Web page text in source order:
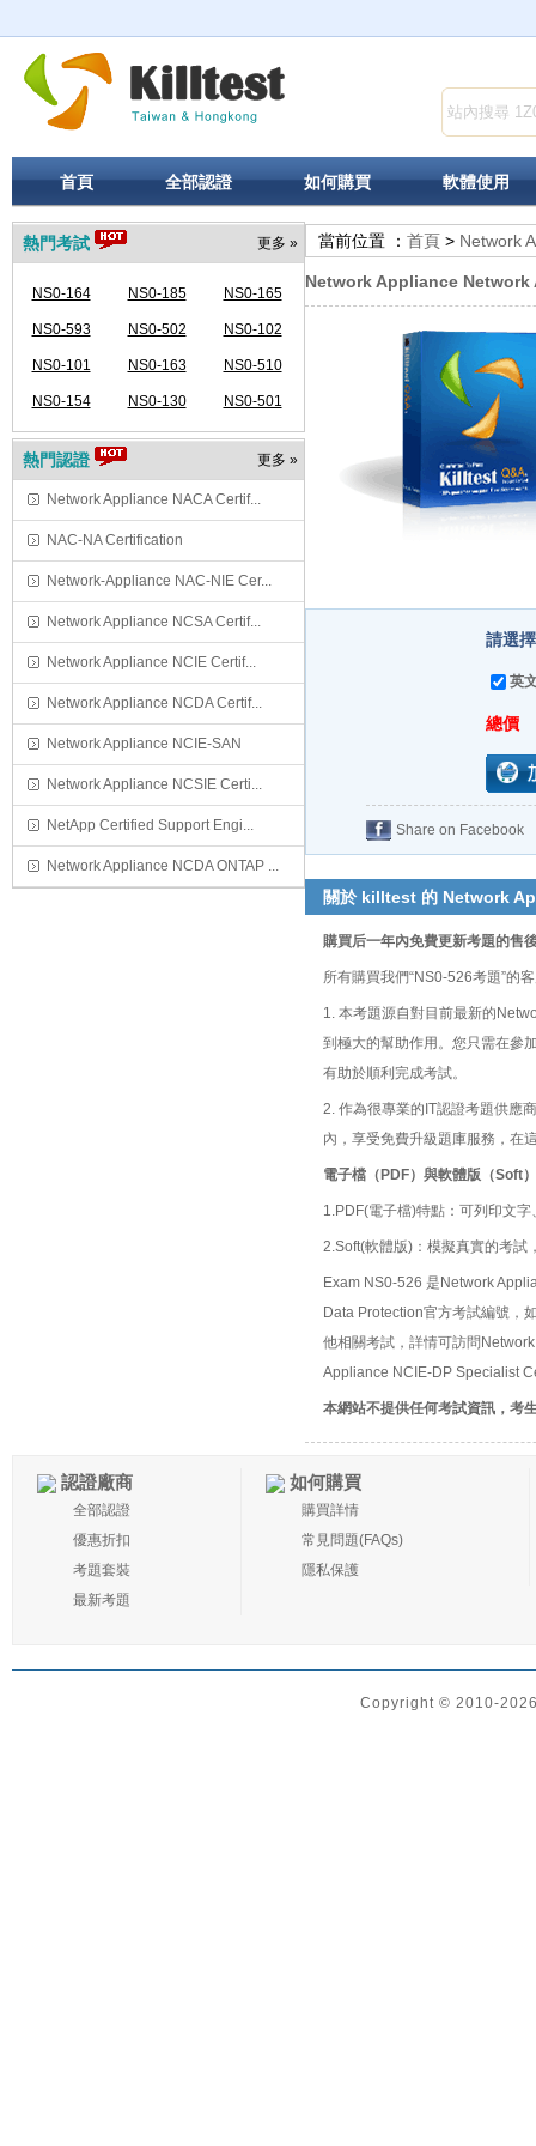
首頁 全部認證 如何購買 軟體使用
更多 »
熱門考試
NS0-164 NS0-185 NS0-165
NS0-593 NS0-502 NS0-102
NS0-101 NS0-163 NS0-510
NS0-154 NS0-130 NS0-501
更多 »
熱門認證
Network Appliance NACA Certif...
NAC-NA Certification
Network-Appliance NAC-NIE Cer...
Network Appliance NCSA Certif...
Network Appliance NCIE Certif...
Network Appliance NCDA Certif...
Network Appliance NCIE-SAN
Network Appliance NCSIE Certi...
NetApp Certified Support Engi...
Network Appliance NCDA ONTAP ...
當前位置 ： 首頁 > Network
Network Appliance
請選
英
總價
Share on Facebook
關於 killtest 的 Network
購買后一年內免費更新考題的售
所有購買我們“NS0-526考題”的
1. 本考題源自對目前最新的
到極大的幫助作用。您只需在參
有助於順利完成考試。
2. 作為很專業的IT認證考題供應
內，享受免費升級題庫服務，在
電子檔（PDF）與軟體版（Soft
1.PDF(電子檔)特點：可列印文
2.Soft(軟體版)：模擬真實的考試
Exam NS0-526 是Network
Data Protection官方考試編號，
他相關考試，詳情可訪問
Appliance NCIE-DP Specialist
本網站不提供任何考試資訊，考
認證廠商
全部認證
優惠折扣
考題套裝
最新考題
如何購買
購買詳情
常見問題(FAQs)
隱私保護
Copyright © 2010-